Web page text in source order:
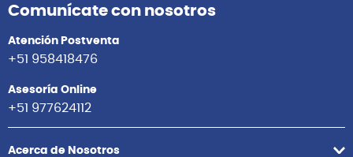
Comunícate con nosotros
Atención Postventa
+51 958418476
Asesoría Online
+51 977624112
Acerca de Nosotros